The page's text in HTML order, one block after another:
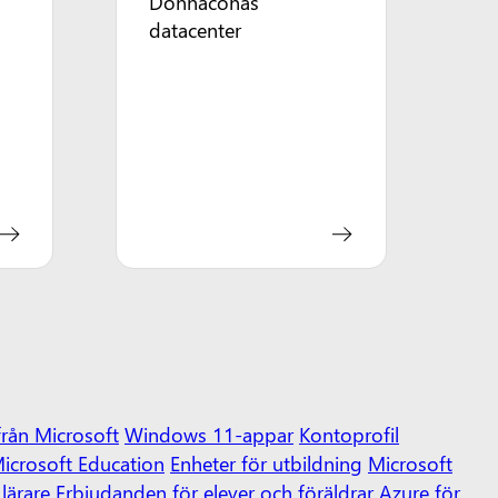
datacenter
Microsoft Windows 11-appar Kontoprofil
Education Enheter för utbildning Microsoft
Erbjudanden för elever och föräldrar Azure för